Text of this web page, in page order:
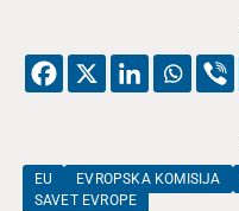
EU EVROPSKA KOMISIJA
SAVET EVROPE